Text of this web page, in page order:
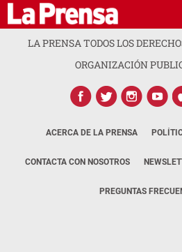
LA PRENSA TODOS LOS
ORGANIZACIÓN
ACERCA DE LA PRENSA
CONTACTA CON NOSOTROS
PREGUNTAS